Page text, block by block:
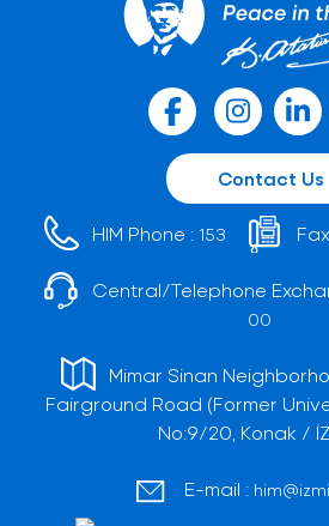
Contact Us
HIM Phone : 153
Central/Telephone
00
Mimar Sinan
Fairground Road (Former
No:9/20, Konak /
E-mail :